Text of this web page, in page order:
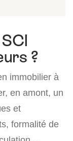
?
immobilier à
en amont, un
et
formalité de